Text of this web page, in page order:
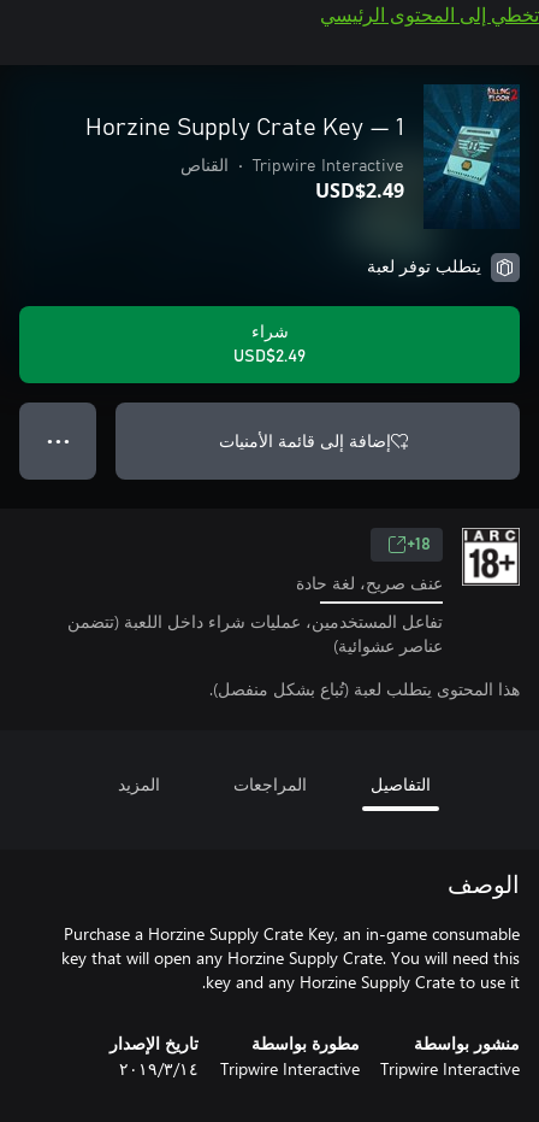
تخطي إلى المحتوى الرئيسي
Horzine Supply Crate Key — 1
Tripwire Interactive
• القناص
USD$2.49
يتطلب توفر لعبة
شراء
USD$2.49
إضافة إلى قائمة الأمنيات ● ● ●
18+
عنف صريح، لغة حادة
تفاعل المستخدمين، عمليات شراء داخل اللعبة (تتضمن
عناصر عشوائية)
هذا المحتوى يتطلب لعبة (تُباع بشكل منفصل).
التفاصيل المراجعات المزيد
الوصف
Purchase a Horzine Supply Crate Key, an in-game consumable
key that will open any Horzine Supply Crate. You will need this
key and any Horzine Supply Crate to use it.
منشور بواسطة
Tripwire Interactive
مطورة بواسطة
Tripwire Interactive
تاريخ الإصدار
١٤‏/٣‏/٢٠١٩